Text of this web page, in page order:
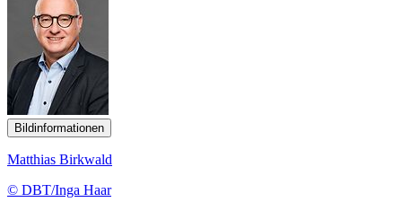
Bildinformationen
Matthias Birkwald
© DBT/Inga Haar